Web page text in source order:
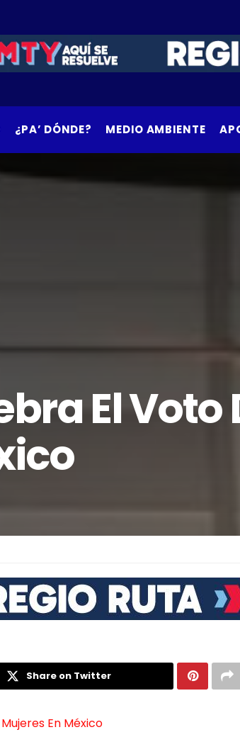
¿PA’ DÓNDE? MEDIO AMBIENTE
El Voto
Share on Twitter
En México